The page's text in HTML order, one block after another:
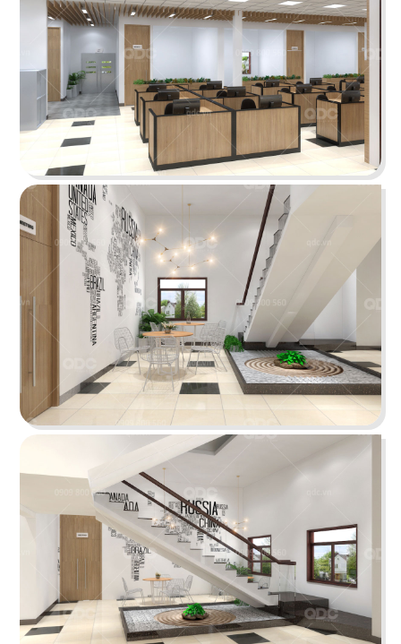
IMV OFFICE
Lấy cảm hứng từ hình khối lạ mắt mang đến
không gian làm việc thật độc đáo
D.A.K.Y
Vách ngăn thô được loại bỏ hoàn toàn giúp tiết
kiệm diện tích và mở ra một môi trường làm việc
thoáng đãng
Chi tiết